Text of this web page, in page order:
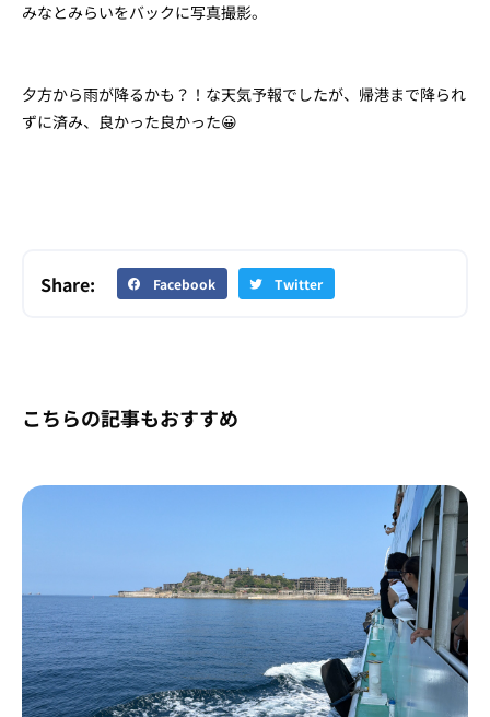
みなとみらいをバックに写真撮影。
夕方から雨が降るかも？！な天気予報でしたが、帰港まで降られ
ずに済み、良かった良かった😀
Share: Facebook Twitter
こちらの記事もおすすめ